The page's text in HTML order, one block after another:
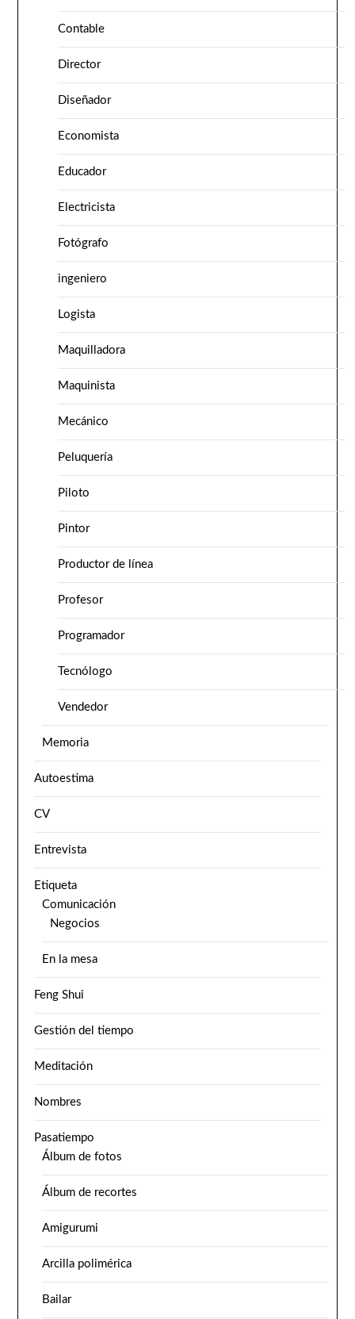
Contable
Director
Diseñador
Economista
Educador
Electricista
Fotógrafo
ingeniero
Logista
Maquilladora
Maquinista
Mecánico
Peluquería
Piloto
Pintor
Productor de línea
Profesor
Programador
Tecnólogo
Vendedor
Memoria
Autoestima
CV
Entrevista
Etiqueta
Comunicación
Negocios
En la mesa
Feng Shui
Gestión del tiempo
Meditación
Nombres
Pasatiempo
Álbum de fotos
Álbum de recortes
Amigurumi
Arcilla polimérica
Bailar